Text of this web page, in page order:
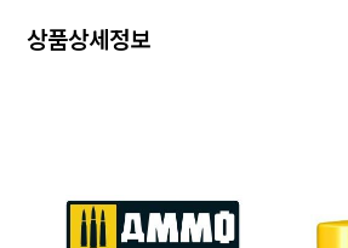
상품상세정보